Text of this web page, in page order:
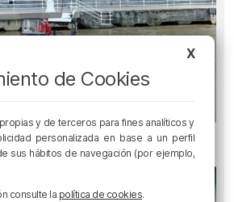
sin vida de una mujer en
X
de Cookies
y de terceros para fines analíticos y
personalizada en base a un perfil
sus hábitos de navegación (por ejemplo,
consulte la política de cookies.